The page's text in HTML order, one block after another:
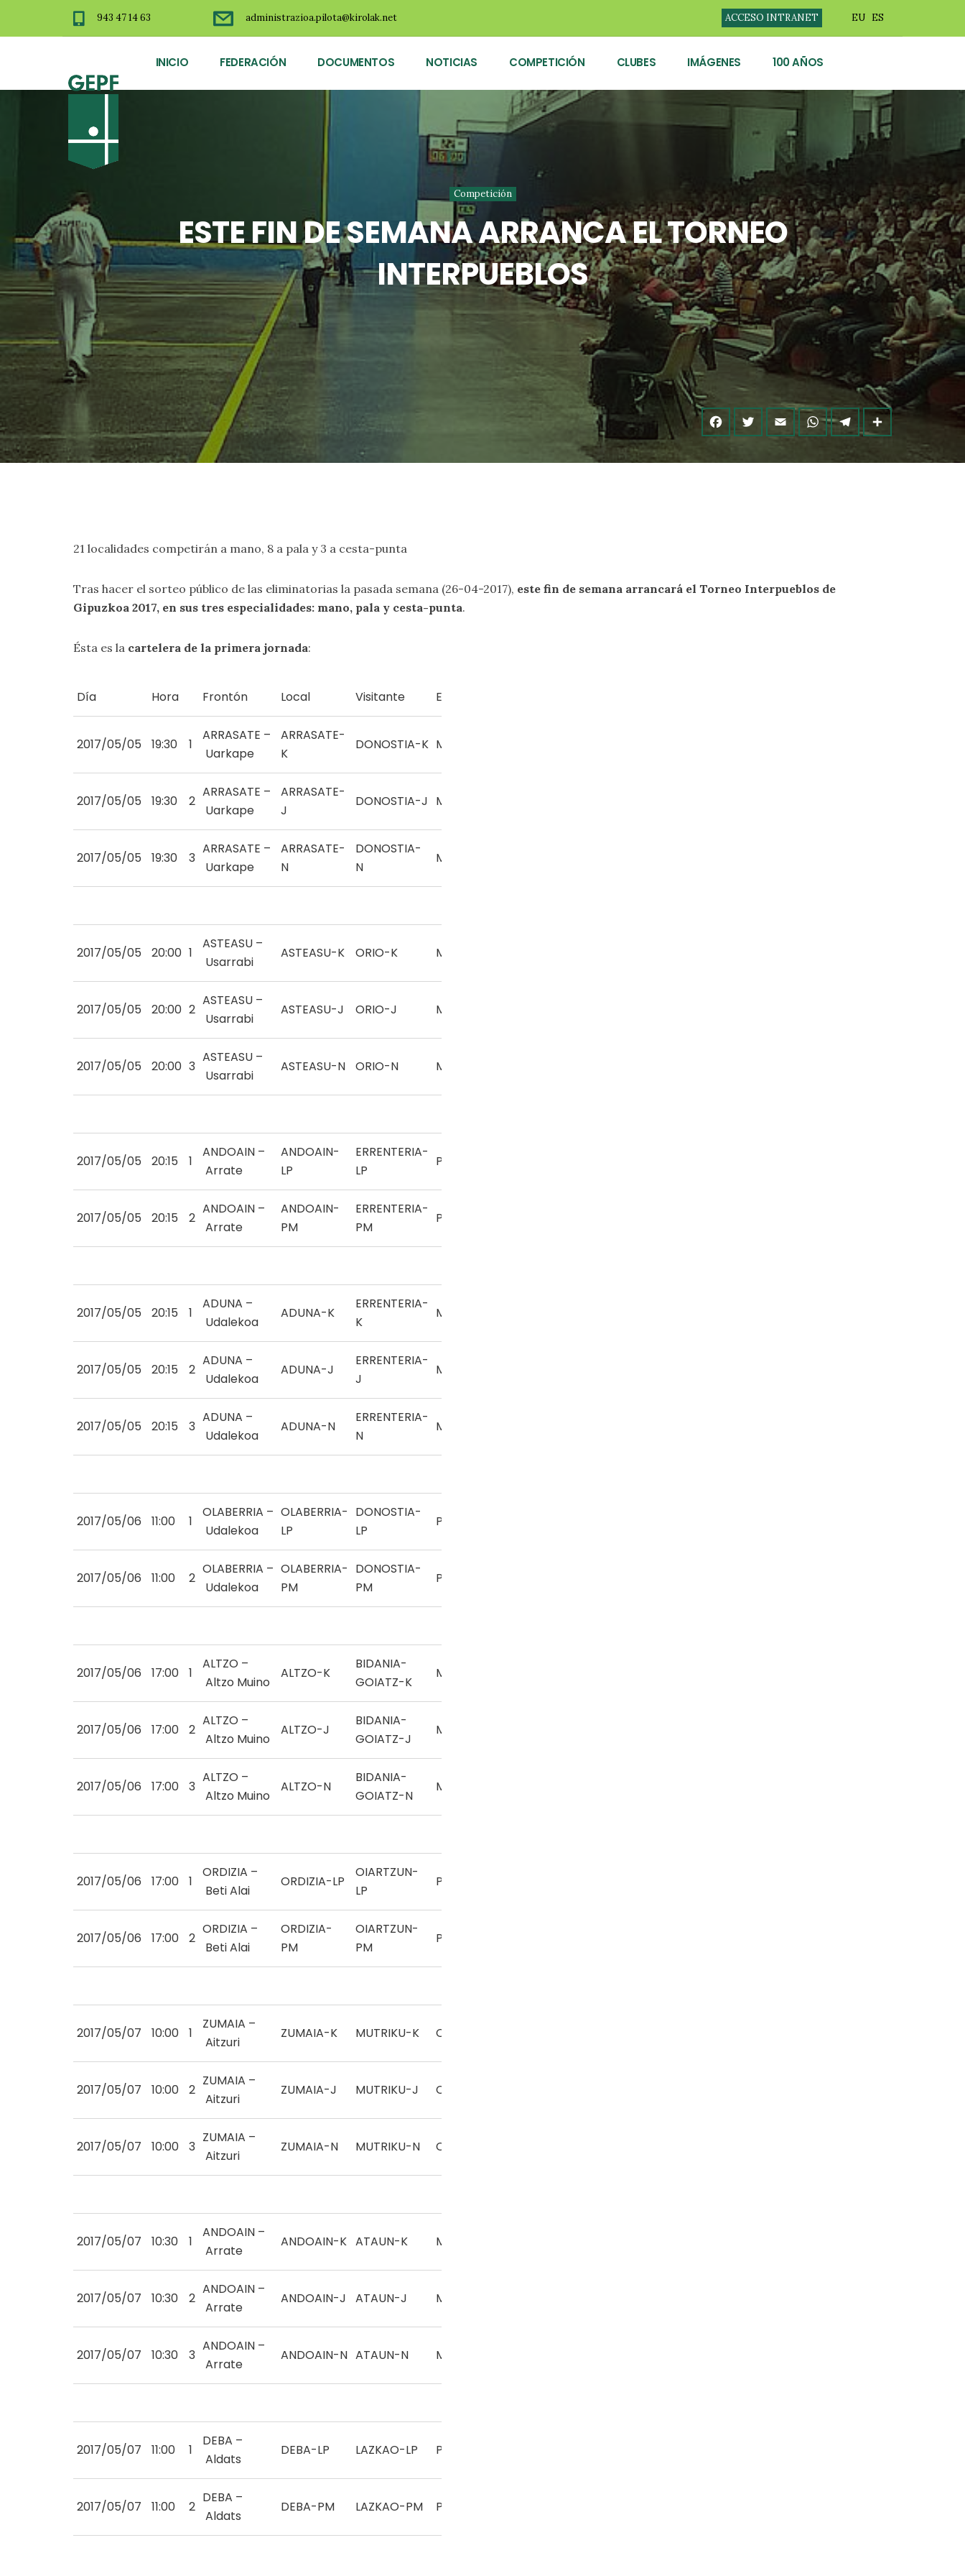
943 47 14 63 administrazioa.pilota@kirolak.net ACCESO INTRANET EU ES
INICIO FEDERACIÓN DOCUMENTOS NOTICIAS COMPETICIÓN CLUBES IMÁGENES 100 AÑOS
Competición
ESTE FIN DE SEMANA ARRANCA EL TORNEO
INTERPUEBLOS
21 localidades competirán a mano, 8 a pala y 3 a cesta-punta
Tras hacer el sorteo público de las eliminatorias la pasada semana (26-04-2017), este fin de semana arrancará el Torneo Interpueblos de
Gipuzkoa 2017, en sus tres especialidades: mano, pala y cesta-punta.
Ésta es la cartelera de la primera jornada:
Día Hora Frontón Local Visitante Especialidad
2017/05/05 19:30 1
ARRASATE –
Uarkape
ARRASATE-
K
DONOSTIA-K Mano
2017/05/05 19:30 2
ARRASATE –
Uarkape
ARRASATE-
J
DONOSTIA-J Mano
2017/05/05 19:30 3
ARRASATE –
Uarkape
ARRASATE-
N
DONOSTIA-
N
Mano
2017/05/05 20:00 1
ASTEASU –
Usarrabi
ASTEASU-K ORIO-K Mano
2017/05/05 20:00 2
ASTEASU –
Usarrabi
ASTEASU-J ORIO-J Mano
2017/05/05 20:00 3
ASTEASU –
Usarrabi
ASTEASU-N ORIO-N Mano
2017/05/05 20:15 1
ANDOAIN –
Arrate
ANDOAIN-
LP
ERRENTERIA-
LP
Pala
2017/05/05 20:15 2
ANDOAIN –
Arrate
ANDOAIN-
PM
ERRENTERIA-
PM
Pala
2017/05/05 20:15 1
ADUNA –
Udalekoa
ADUNA-K
ERRENTERIA-
K
Mano
2017/05/05 20:15 2
ADUNA –
Udalekoa
ADUNA-J
ERRENTERIA-
J
Mano
2017/05/05 20:15 3
ADUNA –
Udalekoa
ADUNA-N
ERRENTERIA-
N
Mano
2017/05/06 11:00 1
OLABERRIA –
Udalekoa
OLABERRIA-
LP
DONOSTIA-
LP
Pala
2017/05/06 11:00 2
OLABERRIA –
Udalekoa
OLABERRIA-
PM
DONOSTIA-
PM
Pala
2017/05/06 17:00 1
ALTZO –
Altzo Muino
ALTZO-K
BIDANIA-
GOIATZ-K
Mano
2017/05/06 17:00 2
ALTZO –
Altzo Muino
ALTZO-J
BIDANIA-
GOIATZ-J
Mano
2017/05/06 17:00 3
ALTZO –
Altzo Muino
ALTZO-N
BIDANIA-
GOIATZ-N
Mano
2017/05/06 17:00 1
ORDIZIA –
Beti Alai
ORDIZIA-LP
OIARTZUN-
LP
Pala
2017/05/06 17:00 2
ORDIZIA –
Beti Alai
ORDIZIA-
PM
OIARTZUN-
PM
Pala
2017/05/07 10:00 1
ZUMAIA –
Aitzuri
ZUMAIA-K MUTRIKU-K Cesta punta
2017/05/07 10:00 2
ZUMAIA –
Aitzuri
ZUMAIA-J MUTRIKU-J Cesta punta
2017/05/07 10:00 3
ZUMAIA –
Aitzuri
ZUMAIA-N MUTRIKU-N Cesta punta
2017/05/07 10:30 1
ANDOAIN –
Arrate
ANDOAIN-K ATAUN-K Mano
2017/05/07 10:30 2
ANDOAIN –
Arrate
ANDOAIN-J ATAUN-J Mano
2017/05/07 10:30 3
ANDOAIN –
Arrate
ANDOAIN-N ATAUN-N Mano
2017/05/07 11:00 1
DEBA –
Aldats
DEBA-LP LAZKAO-LP Pala
2017/05/07 11:00 2
DEBA –
Aldats
DEBA-PM LAZKAO-PM Pala